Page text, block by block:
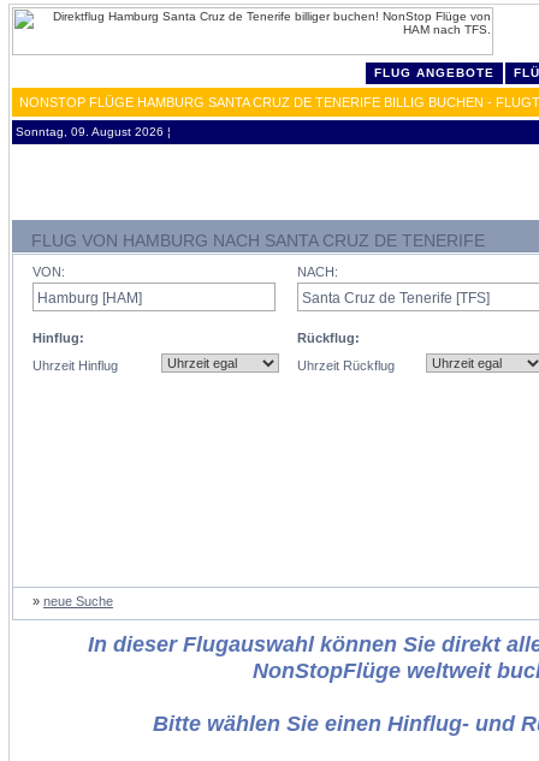
FLUG ANGEBOTE
NONSTOP FLÜGE HAMBURG SANTA CRUZ DE TENERIFE BILLIG BUCHEN -
Sonntag, 09. August 2026 ¦
FLUG VON HAMBURG NACH SANTA CRUZ DE TENERIFE
VON:
Hinflug:
Uhrzeit Hinflug
NACH:
Rückflug:
Uhrzeit Rückflug
» neue Suche
In dieser Flugauswahl können Sie direkt
NonStopFlüge weltweit
Bitte wählen Sie einen Hinflug- und